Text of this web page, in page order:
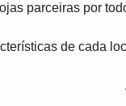
parceiras por
de cada